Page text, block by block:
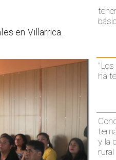
ha
y la
rural
en Villarrica.